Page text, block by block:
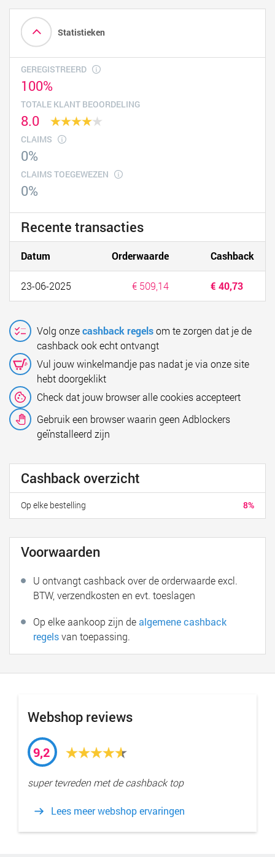
Statistieken
GEREGISTREERD
100%
TOTALE KLANT BEOORDELING
8.0
CLAIMS
0%
CLAIMS TOEGEWEZEN
0%
Recente transacties
Datum Orderwaarde Cashback
23-06-2025 € 509,14 € 40,73
Volg onzecashback regelsom te zorgen dat je de
cashback ook echt ontvangt
Vul jouw winkelmandje pas nadat je via onze site
hebt doorgeklikt
Check dat jouw browser alle cookies accepteert
Gebruik een browser waarin geen Adblockers
geïnstalleerd zijn
Cashback overzicht
8%
Op elke bestelling
Voorwaarden
U ontvangt cashback over de orderwaarde excl.
BTW, verzendkosten en evt. toeslagen
Op elke aankoop zijn dealgemene cashback
regelsvan toepassing.
Webshop reviews
9,2
super tevreden met de cashback top
Lees meer webshop ervaringen